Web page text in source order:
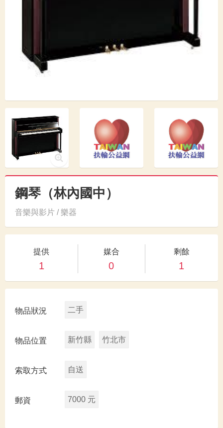
鋼琴（林內國中）
音樂與影片 / 樂器
提供
1
媒合
0
剩餘
1
物品狀況 二手
物品位置 新竹縣 竹北市
索取方式 自送
郵資 7000 元